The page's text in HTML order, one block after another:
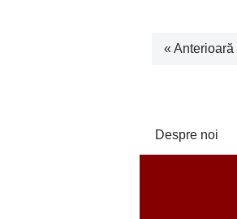
« Anterioară
Despre noi